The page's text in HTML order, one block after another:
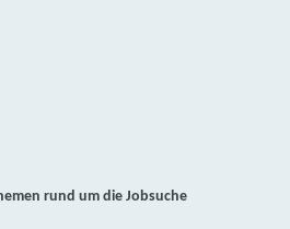
rund um die Jobsuche